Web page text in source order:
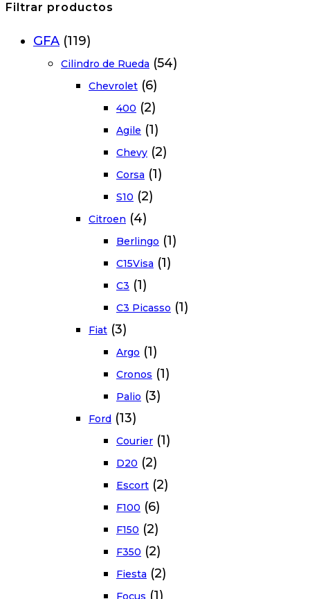
Filtrar productos
GFA (119)
Cilindro de Rueda (54)
Chevrolet (6)
400 (2)
Agile (1)
Chevy (2)
Corsa (1)
S10 (2)
Citroen (4)
Berlingo (1)
C15Visa (1)
C3 (1)
C3 Picasso (1)
Fiat (3)
Argo (1)
Cronos (1)
Palio (3)
Ford (13)
Courier (1)
D20 (2)
Escort (2)
F100 (6)
F150 (2)
F350 (2)
Fiesta (2)
Focus (1)